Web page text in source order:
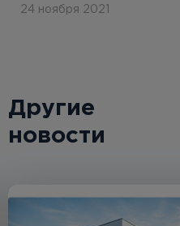
24 ноября 2021
Другие
новости